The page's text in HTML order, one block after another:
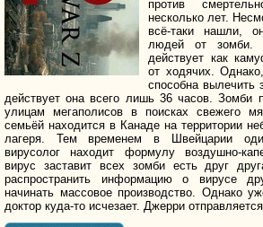
против
несколько лет.
всё-таки нашли,
людей от зомби.
действует как
от ходячих.
способна
действует она всего лишь 36 часов. Зомби
улицам мегаполисов в поисках свежего
семьёй находится в Канаде на территории
лагеря. Тем временем в Швейцарии
вирусолог находит формулу воздушно-
вирус заставит всех зомби есть друг
распространить информацию о вирусе
начинать массовое производство. Однако
доктор куда-то исчезает. Джерри